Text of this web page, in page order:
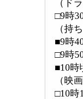
（ド
□9時
（持
■9時
□9時
■10
（映
□10時